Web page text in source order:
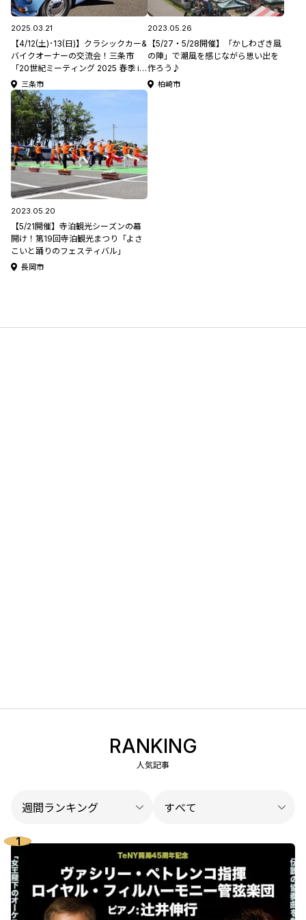
2025.03.21
【4/12(土)･13(日)】クラシックカー&
バイクオーナーの交流会！三条市
「20世紀ミーティング 2025 春季 in
ミズベリング三条」/「オールドタイ
マー読者ミーティング in KYOWA /キ
ャンプファイヤーナイトイベント(12
日夜)」！。
三条市
2023.05.26
【5/27・5/28開催】「かしわざき風
の陣」で潮風を感じながら思い出を
作ろう♪
柏崎市
2023.05.20
【5/21開催】寺泊観光シーズンの幕
開け！第19回寺泊観光まつり「よさ
こいと踊りのフェスティバル」
長岡市
RANKING
人気記事